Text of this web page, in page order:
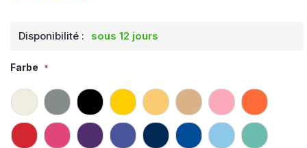
Disponibilité : sous 12 jours
Farbe